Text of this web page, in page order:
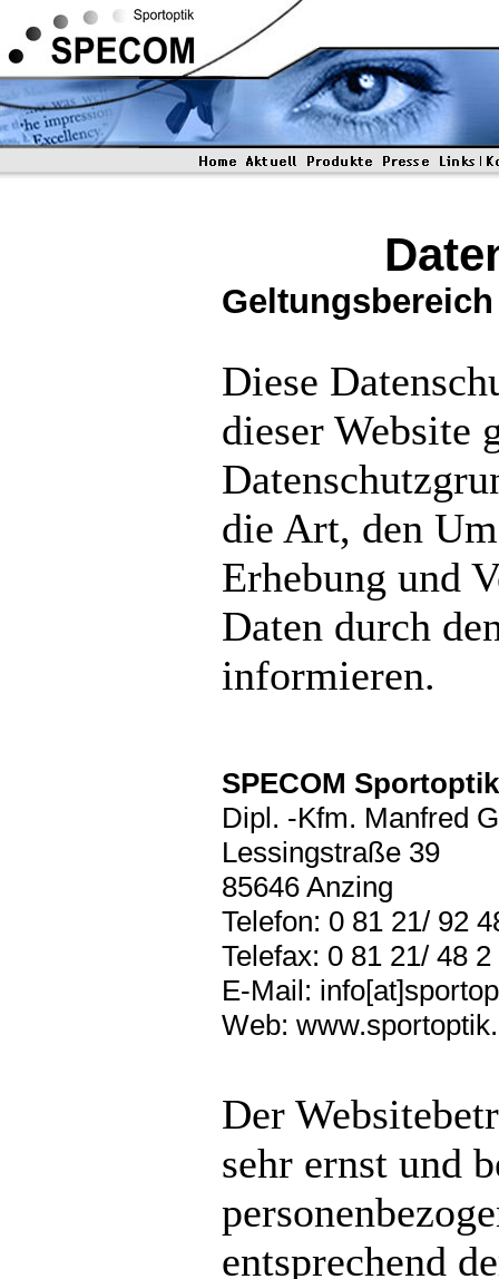
Geltungsbereich
Diese
dieser Website
die Art, den
Erhebung und
Daten durch
informieren.
SPECOM Sportoptik
Dipl. -Kfm. Manfred
Lessingstraße 39
85646 Anzing
Telefon: 0 81 21/ 92
Telefax: 0 81 21/ 48 2
E-Mail:
Web:
Der
sehr ernst und
entsprechend